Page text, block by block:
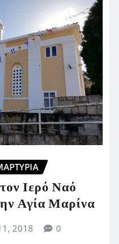
Ιερό Ναό
Αγία Μαρίνα
2018 0